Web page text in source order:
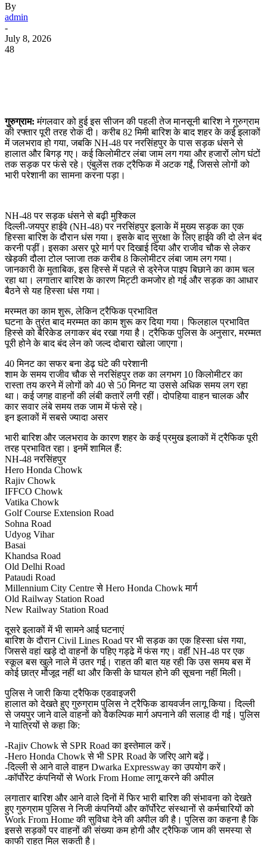
By
admin
-
July 8, 2026
48
गुरुग्राम: मंगलवार को हुई इस सीजन की पहली तेज मानसूनी बारिश ने गुरुग्राम
की रफ्तार पूरी तरह रोक दी। करीब 82 मिमी बारिश के बाद शहर के कई इलाकों
में जलभराव हो गया, जबकि NH-48 पर नरसिंहपुर के पास सड़क धंसने से
हालात और बिगड़ गए। कई किलोमीटर लंबा जाम लग गया और हजारों लोग घंटों
तक सड़क पर फंसे रहे। एंबुलेंस तक ट्रैफिक में अटक गईं, जिससे लोगों को
भारी परेशानी का सामना करना पड़ा।
NH-48 पर सड़क धंसने से बढ़ी मुश्किल
दिल्ली-जयपुर हाईवे (NH-48) पर नरसिंहपुर इलाके में मुख्य सड़क का एक
हिस्सा बारिश के दौरान धंस गया। इसके बाद सुरक्षा के लिए हाईवे की दो लेन बंद
करनी पड़ीं। इसका असर पूरे मार्ग पर दिखाई दिया और राजीव चौक से लेकर
खेड़की दौला टोल प्लाजा तक करीब 8 किलोमीटर लंबा जाम लग गया।
जानकारी के मुताबिक, इस हिस्से में पहले से ड्रेनेज पाइप बिछाने का काम चल
रहा था। लगातार बारिश के कारण मिट्टी कमजोर हो गई और सड़क का आधार
बैठने से यह हिस्सा धंस गया।
मरम्मत का काम शुरू, लेकिन ट्रैफिक प्रभावित
घटना के तुरंत बाद मरम्मत का काम शुरू कर दिया गया। फिलहाल प्रभावित
हिस्से को बैरिकेड लगाकर बंद रखा गया है। ट्रैफिक पुलिस के अनुसार, मरम्मत
पूरी होने के बाद बंद लेन को जल्द दोबारा खोला जाएगा।
40 मिनट का सफर बना डेढ़ घंटे की परेशानी
शाम के समय राजीव चौक से नरसिंहपुर तक का लगभग 10 किलोमीटर का
रास्ता तय करने में लोगों को 40 से 50 मिनट या उससे अधिक समय लग रहा
था। कई जगह वाहनों की लंबी कतारें लगी रहीं। दोपहिया वाहन चालक और
कार सवार लंबे समय तक जाम में फंसे रहे।
इन इलाकों में सबसे ज्यादा असर
भारी बारिश और जलभराव के कारण शहर के कई प्रमुख इलाकों में ट्रैफिक पूरी
तरह प्रभावित रहा। इनमें शामिल हैं:
NH-48 नरसिंहपुर
Hero Honda Chowk
Rajiv Chowk
IFFCO Chowk
Vatika Chowk
Golf Course Extension Road
Sohna Road
Udyog Vihar
Basai
Khandsa Road
Old Delhi Road
Pataudi Road
Millennium City Centre से Hero Honda Chowk मार्ग
Old Railway Station Road
New Railway Station Road
दूसरे इलाकों में भी सामने आई घटनाएं
बारिश के दौरान Civil Lines Road पर भी सड़क का एक हिस्सा धंस गया,
जिससे वहां खड़े दो वाहनों के पहिए गड्ढे में फंस गए। वहीं NH-48 पर एक
स्कूल बस खुले नाले में उतर गई। राहत की बात यह रही कि उस समय बस में
कोई छात्र मौजूद नहीं था और किसी के घायल होने की सूचना नहीं मिली।
पुलिस ने जारी किया ट्रैफिक एडवाइजरी
हालात को देखते हुए गुरुग्राम पुलिस ने ट्रैफिक डायवर्जन लागू किया। दिल्ली
से जयपुर जाने वाले वाहनों को वैकल्पिक मार्ग अपनाने की सलाह दी गई। पुलिस
ने यात्रियों से कहा कि:
-Rajiv Chowk से SPR Road का इस्तेमाल करें।
-Hero Honda Chowk से भी SPR Road के जरिए आगे बढ़ें।
-दिल्ली से आने वाले वाहन Dwarka Expressway का उपयोग करें।
-कॉर्पोरेट कंपनियों से Work From Home लागू करने की अपील
लगातार बारिश और आने वाले दिनों में फिर भारी बारिश की संभावना को देखते
हुए गुरुग्राम पुलिस ने निजी कंपनियों और कॉर्पोरेट संस्थानों से कर्मचारियों को
Work From Home की सुविधा देने की अपील की है। पुलिस का कहना है कि
इससे सड़कों पर वाहनों की संख्या कम होगी और ट्रैफिक जाम की समस्या से
काफी राहत मिल सकती है।